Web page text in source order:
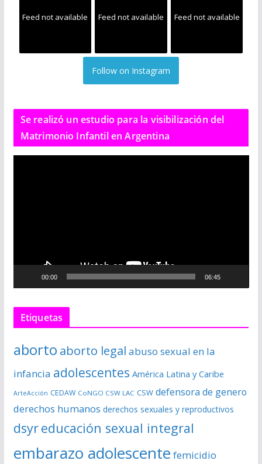
Feed not available Feed not available Feed not available
Follow on Instagram
Se realizó un estudio para la visibilización del
Matrimonio Infantil en Argentina
c
r
v
e
o
00:00 06:45
Etiquetas
aborto aborto legal abuso sexual en la
infancia adolescentes América Latina y Caribe
ArteAcción CEDAW CoNGO CSW LAC CSW defensora de genero
derechos humanos derechos sexuales y reproductivos
dsyreducación sexual integral
embarazo adolescente femicidio